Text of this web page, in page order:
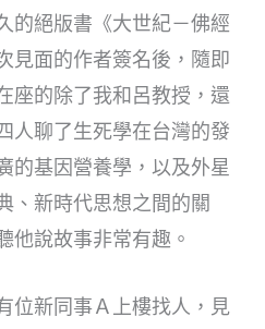
的絕版書《大世紀－佛經
見面的作者簽名後，隨即
座的除了我和呂教授，還
人聊了生死學在台灣的發
的基因營養學，以及外星
、新時代思想之間的關
他說故事非常有趣。
位新同事Ａ上樓找人，見